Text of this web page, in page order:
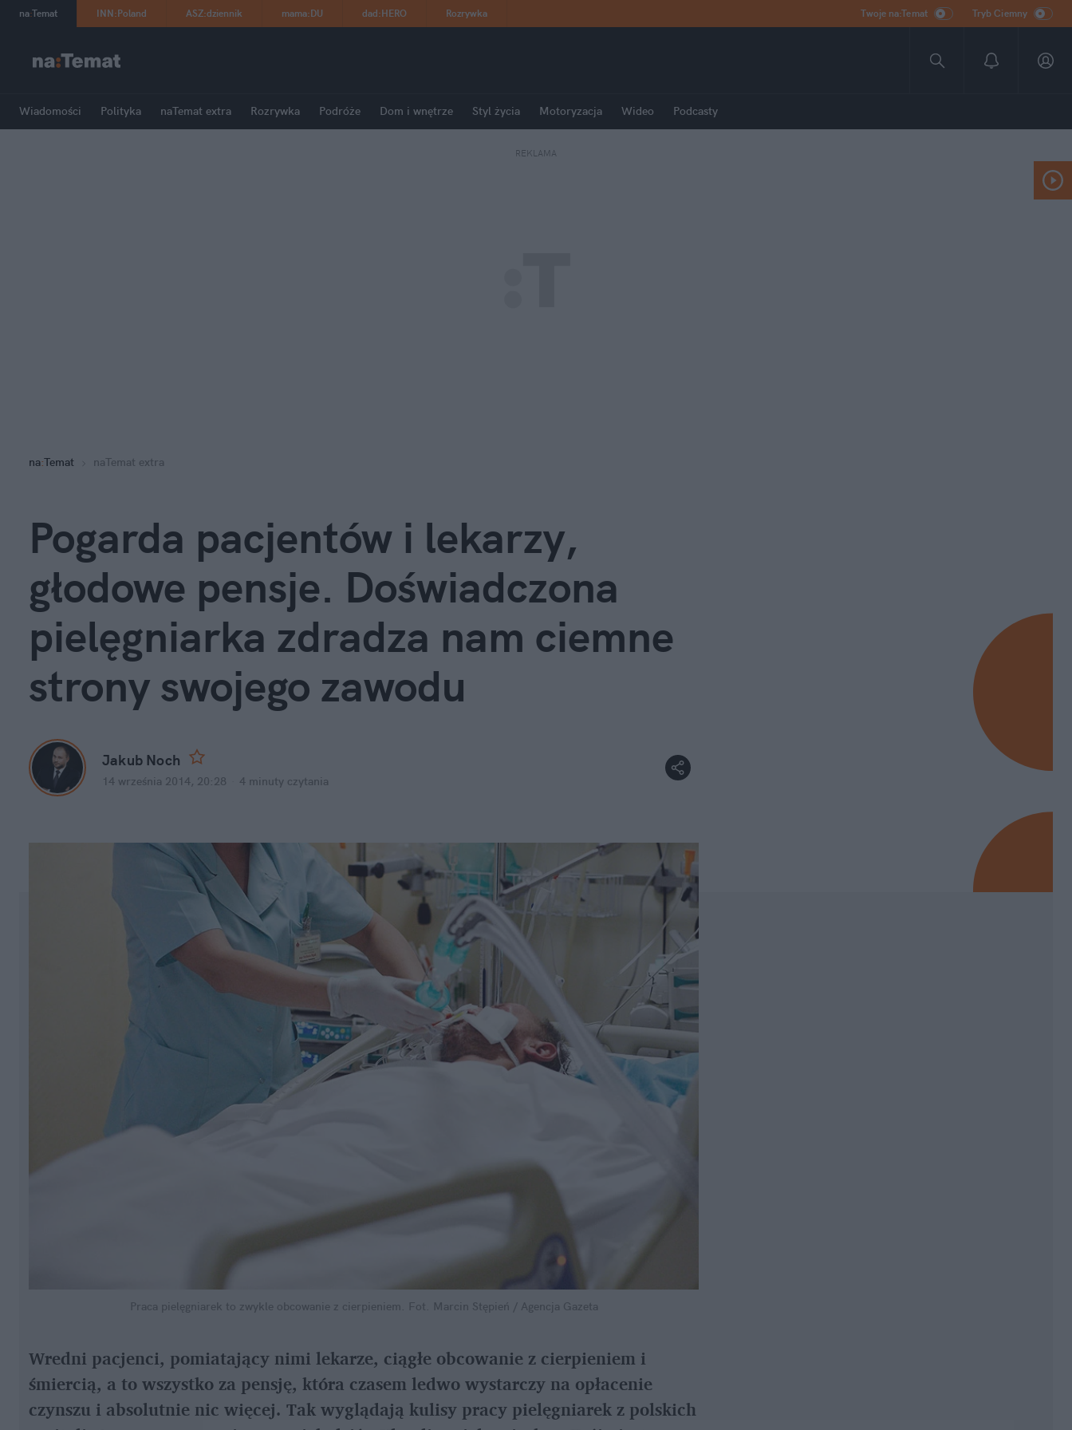
na:Temat INN:Poland ASZ:dziennik mama:DU dad:HERO Rozrywka Twoje na:Temat Tryb Ciemny
Wiadomości Polityka naTemat extra Rozrywka Podróże Dom i wnętrze Styl życia Motoryzacja Wideo Podcasty
REKLAMA
na:Temat naTemat extra
Pogarda pacjentów i lekarzy,
głodowe pensje. Doświadczona
pielęgniarka zdradza nam ciemne
strony swojego zawodu
Jakub Noch
14 września 2014, 20:28 4 minuty czytania
Praca pielęgniarek to zwykle obcowanie z cierpieniem. Fot. Marcin Stępień / Agencja Gazeta
Wredni pacjenci, pomiatający nimi lekarze, ciągłe obcowanie z cierpieniem i
śmiercią, a to wszystko za pensję, która czasem ledwo wystarczy na opłacenie
czynszu i absolutnie nic więcej. Tak wyglądają kulisy pracy pielęgniarek z polskich